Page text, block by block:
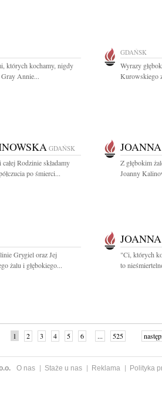
których kochamy, nigdy
Gray Annie...
GDAŃSK
Wyrazy
Kurowskiego
GDAŃSK
Rodzinie składamy
po śmierci...
Z głębokim
Joanny
Grygiel oraz Jej
żalu i głębokiego...
"Ci, których
to
1 2 3 4 5 6 ... 525
O nas Staże u nas Reklama
Polityka